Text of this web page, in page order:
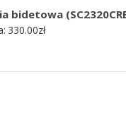
bidetowa
330.00zł